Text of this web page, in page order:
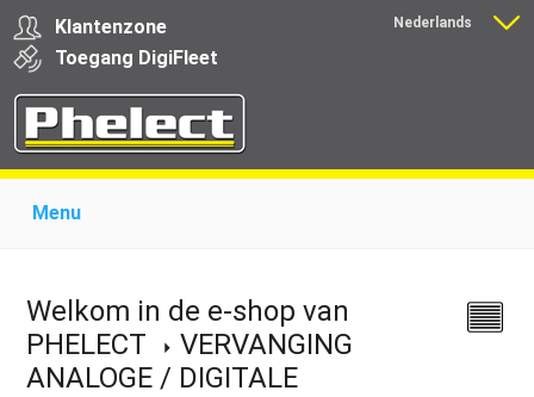
Klantenzone
Toegang DigiFleet
Nederlands
Menu
Producten voor transporteurs
Opleiding
Nieuws
Ondersteuning
Download Links Contact
Welkom in de e-shop van
PHELECT
VERVANGING
ANALOGE / DIGITALE